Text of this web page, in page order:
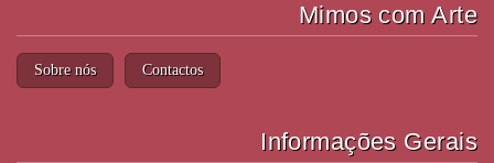
Mimos com Arte
Sobre nós Contactos
Informações Gerais